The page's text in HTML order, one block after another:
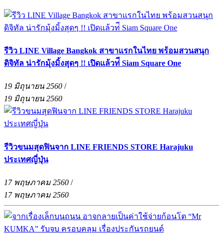
รีวิว LINE Village Bangkok สาขาแรกในไทย พร้อมสวนสนุก
ดิจิทัล น่ารักมุ้งมิ้งสุดๆ !! เปิดแล้วท่ี Siam Square One
19 มิถุนายน 2560 /
19 มิถุนายน 2560
รีวิวขนมสุดฟินจาก LINE FRIENDS STORE Harajuku
ประเทศญี่ปุ่น
17 พฤษภาคม 2560 /
17 พฤษภาคม 2560